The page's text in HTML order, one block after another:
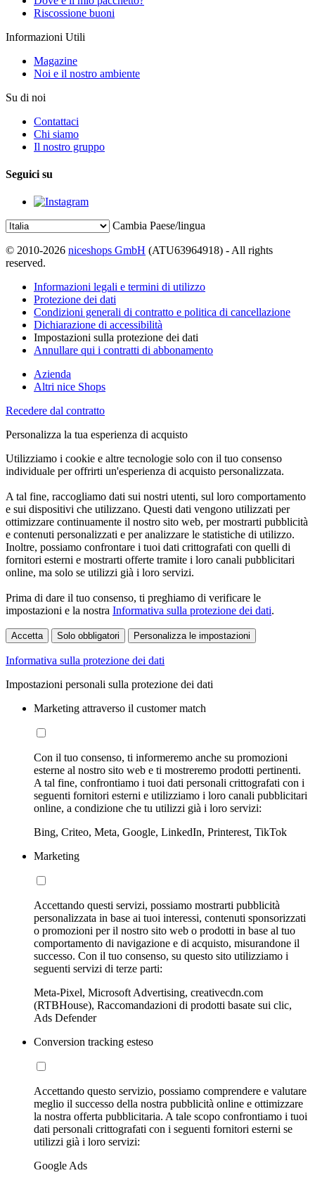
Riscossione buoni
Informazioni Utili
Magazine
Noi e il nostro ambiente
Su di noi
Contattaci
Chi siamo
Il nostro gruppo
Seguici su
Cambia Paese/lingua
© 2010-2026 niceshops GmbH (ATU63964918) - All rights
reserved.
Informazioni legali e termini di utilizzo
Protezione dei dati
Condizioni generali di contratto e politica di cancellazione
Dichiarazione di accessibilità
Impostazioni sulla protezione dei dati
Annullare qui i contratti di abbonamento
Azienda
Altri nice Shops
Recedere dal contratto
Personalizza la tua esperienza di acquisto
Utilizziamo i cookie e altre tecnologie solo con il tuo consenso
individuale per offrirti un'esperienza di acquisto personalizzata.
A tal fine, raccogliamo dati sui nostri utenti, sul loro comportamento
e sui dispositivi che utilizzano. Questi dati vengono utilizzati per
ottimizzare continuamente il nostro sito web, per mostrarti pubblicità
e contenuti personalizzati e per analizzare le statistiche di utilizzo.
Inoltre, possiamo confrontare i tuoi dati crittografati con quelli di
fornitori esterni e mostrarti offerte tramite i loro canali pubblicitari
online, ma solo se utilizzi già i loro servizi.
Prima di dare il tuo consenso, ti preghiamo di verificare le
impostazioni e la nostra Informativa sulla protezione dei dati.
Accetta Solo obbligatori Personalizza le impostazioni
Informativa sulla protezione dei dati
Impostazioni personali sulla protezione dei dati
Marketing attraverso il customer match
Con il tuo consenso, ti informeremo anche su promozioni
esterne al nostro sito web e ti mostreremo prodotti pertinenti.
A tal fine, confrontiamo i tuoi dati personali crittografati con i
seguenti fornitori esterni e utilizziamo i loro canali pubblicitari
online, a condizione che tu utilizzi già i loro servizi:
Bing, Criteo, Meta, Google, LinkedIn, Printerest, TikTok
Marketing
Accettando questi servizi, possiamo mostrarti pubblicità
personalizzata in base ai tuoi interessi, contenuti sponsorizzati
o promozioni per il nostro sito web o prodotti in base al tuo
comportamento di navigazione e di acquisto, misurandone il
successo. Con il tuo consenso, su questo sito utilizziamo i
seguenti servizi di terze parti:
Meta-Pixel, Microsoft Advertising, creativecdn.com
(RTBHouse), Raccomandazioni di prodotti basate sui clic,
Ads Defender
Conversion tracking esteso
Accettando questo servizio, possiamo comprendere e valutare
meglio il successo della nostra pubblicità online e ottimizzare
la nostra offerta pubblicitaria. A tale scopo confrontiamo i tuoi
dati personali crittografati con i seguenti fornitori esterni se
utilizzi già i loro servizi:
Google Ads